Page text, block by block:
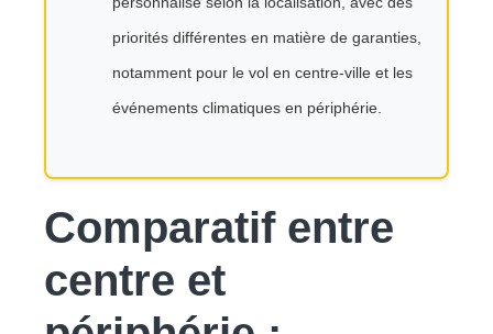
priorités différentes en matière de garanties,
notamment pour le vol en centre-ville et les
événements climatiques en périphérie.
Comparatif entre
centre et